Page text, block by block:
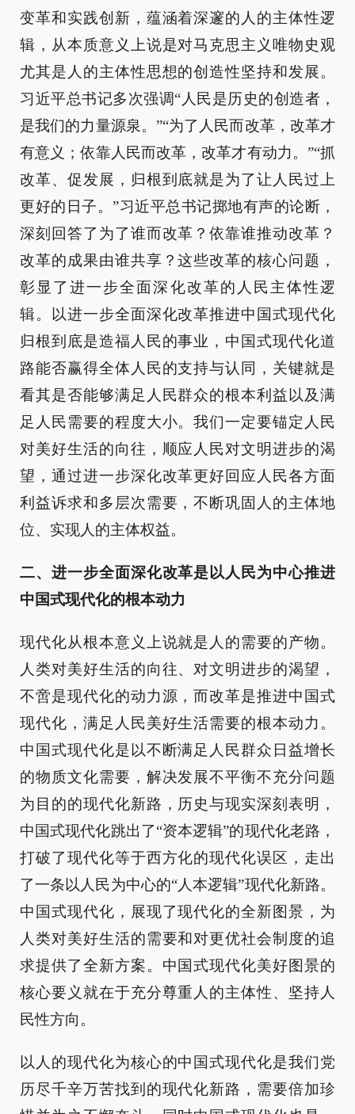
变革和实践创新，蕴涵着深邃的人的主体性逻
辑，从本质意义上说是对马克思主义唯物史观
尤其是人的主体性思想的创造性坚持和发展。
习近平总书记多次强调“人民是历史的创造者，
是我们的力量源泉。”“为了人民而改革，改革才
有意义；依靠人民而改革，改革才有动力。”“抓
改革、促发展，归根到底就是为了让人民过上
更好的日子。”习近平总书记掷地有声的论断，
深刻回答了为了谁而改革？依靠谁推动改革？
改革的成果由谁共享？这些改革的核心问题，
彰显了进一步全面深化改革的人民主体性逻
辑。以进一步全面深化改革推进中国式现代化
归根到底是造福人民的事业，中国式现代化道
路能否赢得全体人民的支持与认同，关键就是
看其是否能够满足人民群众的根本利益以及满
足人民需要的程度大小。我们一定要锚定人民
对美好生活的向往，顺应人民对文明进步的渴
望，通过进一步深化改革更好回应人民各方面
利益诉求和多层次需要，不断巩固人的主体地
位、实现人的主体权益。
二、进一步全面深化改革是以人民为中心推进
中国式现代化的根本动力
现代化从根本意义上说就是人的需要的产物。
人类对美好生活的向往、对文明进步的渴望，
不啻是现代化的动力源，而改革是推进中国式
现代化，满足人民美好生活需要的根本动力。
中国式现代化是以不断满足人民群众日益增长
的物质文化需要，解决发展不平衡不充分问题
为目的的现代化新路，历史与现实深刻表明，
中国式现代化跳出了“资本逻辑”的现代化老路，
打破了现代化等于西方化的现代化误区，走出
了一条以人民为中心的“人本逻辑”现代化新路。
中国式现代化，展现了现代化的全新图景，为
人类对美好生活的需要和对更优社会制度的追
求提供了全新方案。中国式现代化美好图景的
核心要义就在于充分尊重人的主体性、坚持人
民性方向。
以人的现代化为核心的中国式现代化是我们党
历尽千辛万苦找到的现代化新路，需要倍加珍